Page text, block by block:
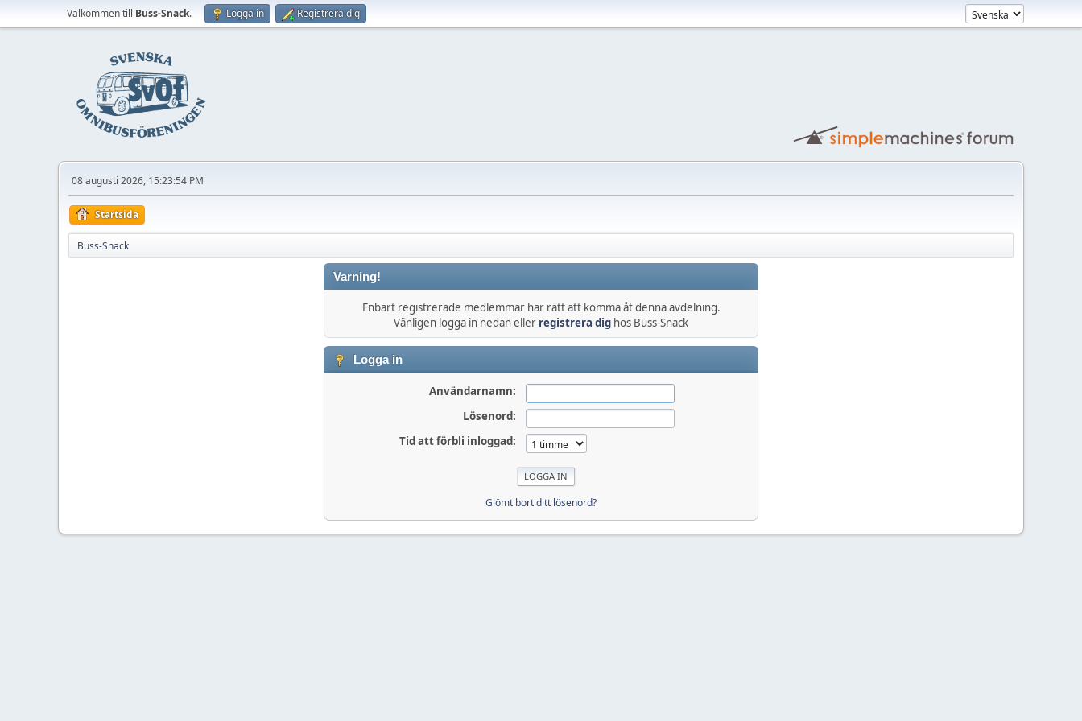
Välkommen till Buss-Snack. Logga in Registrera dig
08 augusti 2026, 15:23:54 PM
Startsida
Buss-Snack
Varning!
Enbart registrerade medlemmar har rätt att komma åt denna avdelning.
Vänligen logga in nedan eller registrera dig hos Buss-Snack
Logga in
Användarnamn:
Lösenord:
Tid att förbli inloggad:
Glömt bort ditt lösenord?